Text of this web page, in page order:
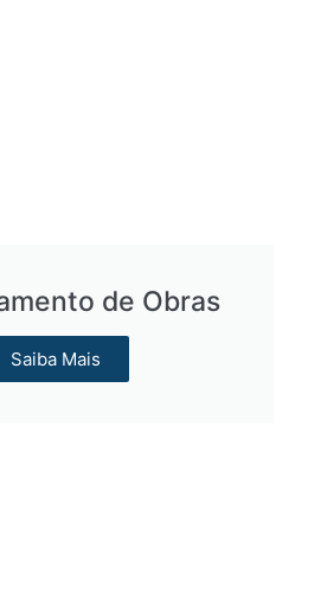
de Obras
Saiba Mais